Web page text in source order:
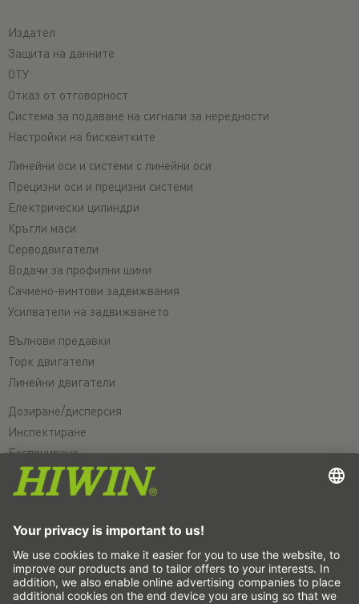
Издател
Защита на данните
ОТУ
Отказ от отговорност
Система за подаване на сигнали за нередности
Настройки на бисквитките
Линейни оси и системи с линейни оси
Прецизни оси и прецизни системи
Електрически цилиндри
Кръгли маси
Серводвигатели
Водачи за профилни шини
Сачмено-винтови задвижвания
Усилватели на задвижването
Вълнови предавки
Торк двигатели
Линейни двигатели
Дозиране/дисперсия
Инспектиране
Експониране
Автоматизация
Pick&Place
Фрезоване/обработка чрез рязане
Рязане
Инструменти за проектиране